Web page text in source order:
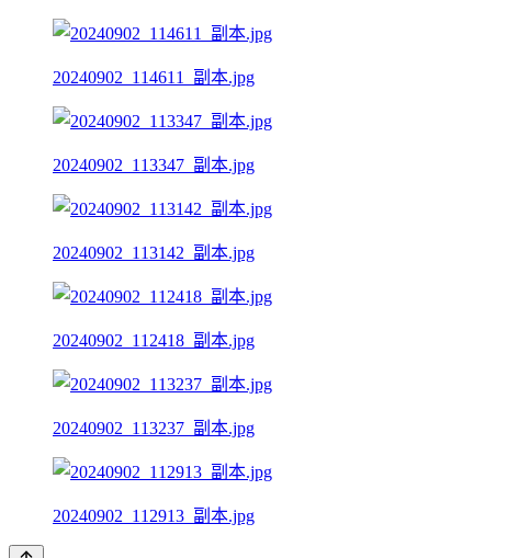
20240902_114611_副本.jpg
20240902_113347_副本.jpg
20240902_113142_副本.jpg
20240902_112418_副本.jpg
20240902_113237_副本.jpg
20240902_112913_副本.jpg